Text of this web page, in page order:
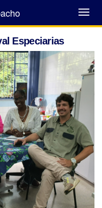
Abrir
Menu
Especiarias